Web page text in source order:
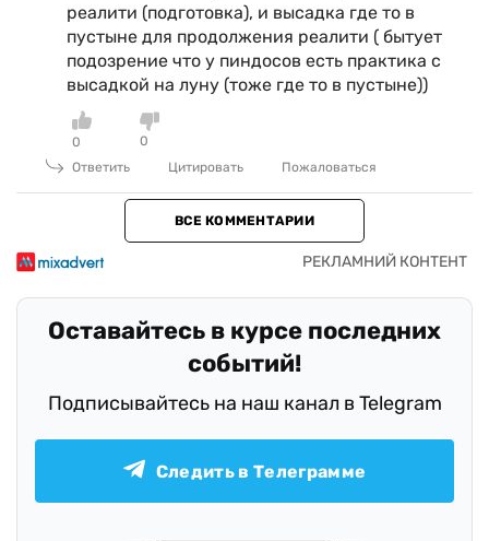
реалити (подготовка), и высадка где то в
пустыне для продолжения реалити ( бытует
подозрение что у пиндосов есть практика с
высадкой на луну (тоже где то в пустыне))
0
0
Ответить
Цитировать Пожаловаться
ВСЕ КОММЕНТАРИИ
Оставайтесь в курсе последних
событий!
Подписывайтесь на наш канал в Telegram
Следить в Телеграмме